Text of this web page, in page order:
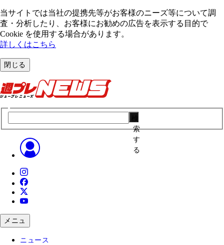
当サイトでは当社の提携先等がお客様のニーズ等について調
査・分析したり、お客様にお勧めの広告を表⽰する⽬的で
Cookie を使⽤する場合があります。
詳しくはこちら
閉じる
索
す
る
メニュ
ニュース